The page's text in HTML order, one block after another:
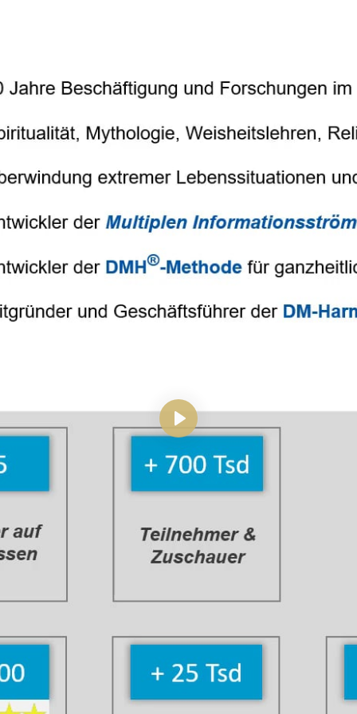
Abspielen